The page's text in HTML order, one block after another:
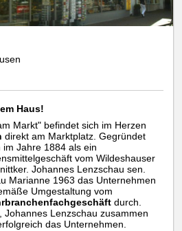
Haus!
Markt" befindet sich im Herzen
direkt am Marktplatz. Gegründet
Jahre 1884 als ein
vom Wildeshauser
Johannes Lenzschau sen.
Marianne 1963 das Unternehmen
Umgestaltung vom
durch.
Johannes Lenzschau zusammen
das Unternehmen.